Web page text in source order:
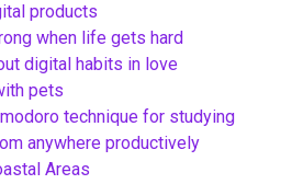
products
when life gets hard
digital habits in love
pets
technique for studying
anywhere productively
Areas